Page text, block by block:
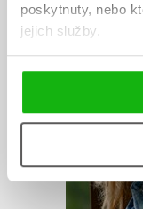
poskytnuty, nebo
jejich služby.